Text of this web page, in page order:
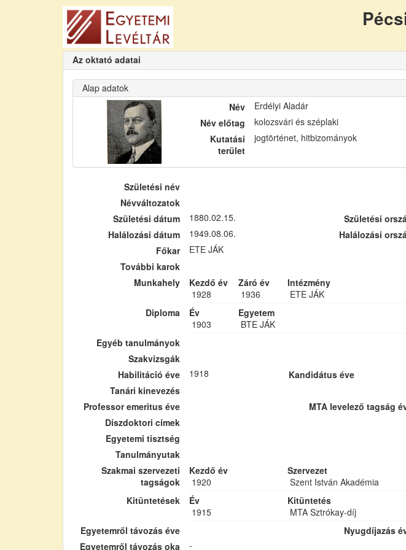
Az oktató adatai
Alap adatok
Név
Erdélyi Aladár
Név előtag
kolozsvári és széplaki
Kutatási
terület
jogtörténet, hitbizományok
Születési név
Névváltozatok
Születési dátum
1880.02.15. Születési
Halálozási dátum
1949.08.06. Halálozási
Főkar
ETE JÁK
További karok
Munkahely
Kezdő év Záró év Intézmény
1928
1936 ETE JÁK
Diploma
Év Egyetem
1903
BTE JÁK
Egyéb tanulmányok
Szakvizsgák
Habilitáció éve
1918 Kandidátus éve
Tanári kinevezés
Professor emeritus éve
MTA levelező tagság
Díszdoktori címek
Egyetemi tisztség
Tanulmányutak
Szakmai szervezeti
tagságok
Kezdő év
Szervezet
1920
Szent István Akadémia
Kitüntetések
Év
Kitüntetés
1915
MTA Sztrókay-díj
Egyetemről távozás éve
Nyugdíjazás
Egyetemről távozás oka
-